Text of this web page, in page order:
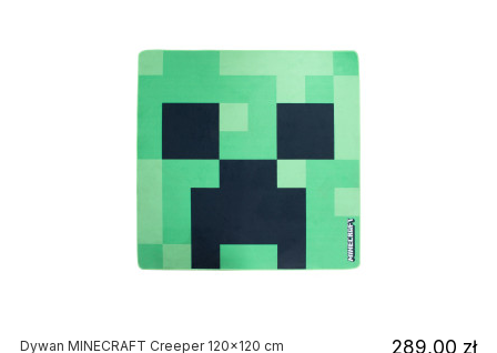
Dywan MINECRAFT Creeper 120x120 cm 289,00 zł